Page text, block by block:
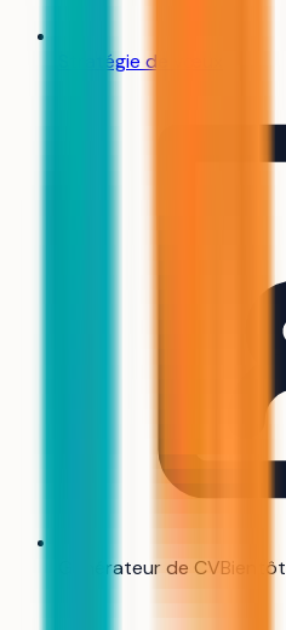
Stratégie de vœux
Générateur de CVBientôt